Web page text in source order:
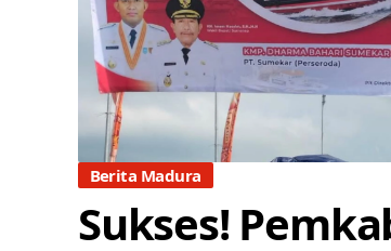
Berita Madura
Sukses!